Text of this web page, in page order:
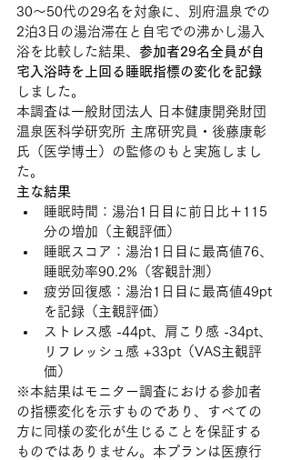
30〜50代の29名を対象に、別府温泉での
2泊3日の湯治滞在と自宅での沸かし湯入
浴を比較した結果、 参加者29名全員が自
宅入浴時を上回る睡眠指標の変化を記録
しました。
本調査は一般財団法人 日本健康開発財団
温泉医科学研究所 主席研究員・後藤康彰
氏（医学博士）の監修のもと実施しまし
た。
主な結果
睡眠時間：湯治1日目に前日比＋115
分の増加（主観評価）
睡眠スコア：湯治1日目に最高値76、
睡眠効率90.2%（客観計測）
疲労回復感：湯治1日目に最高値49pt
を記録（主観評価）
ストレス感 -44pt、肩こり感 -34pt、
リフレッシュ感 +33pt（VAS主観評
価）
※本結果はモニター調査における参加者
の指標変化を示すものであり、すべての
方に同様の変化が生じることを保証する
ものではありません。本プランは医療行